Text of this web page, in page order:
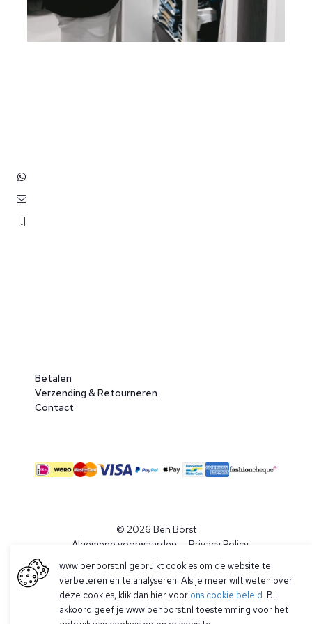
Betalen
Verzending & Retourneren
Contact
© 2026 Ben Borst
Algemene voorwaarden Privacy Policy
www.benborst.nl gebruikt cookies om de website te
verbeteren en te analyseren. Als je meer wilt weten over
deze cookies, klik dan hier voor ons cookie beleid. Bij
akkoord geef je www.benborst.nl toestemming voor het